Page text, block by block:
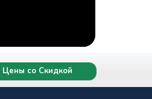
Цены со Скидкой